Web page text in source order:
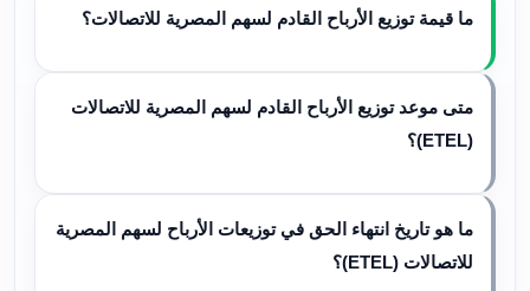
ما قيمة توزيع الأرباح القادم لسهم المصرية للاتصالات؟
متى موعد توزيع الأرباح القادم لسهم المصرية للاتصالات
(ETEL)؟
ما هو تاريخ انتهاء الحق في توزيعات الأرباح لسهم المصرية
للاتصالات (ETEL)؟